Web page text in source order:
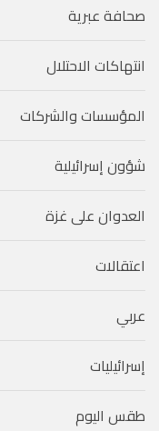
صحافة عبرية
انتهاكات الاحتلال
المؤسسات والشركات
شؤون إسرائيلية
العدوان على غزة
اعتقالات
عربي
إسرائيليات
طقس اليوم